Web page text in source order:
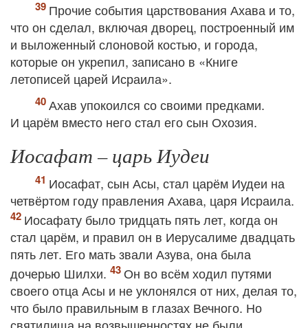
Прочие события царствования Ахава и то,
что он сделал, включая дворец, построенный им
и выложенный слоновой костью, и города,
которые он укрепил, записано в «Книге
летописей царей Исраила».
Ахав упокоился со своими предками.
И царём вместо него стал его сын Охозия.
Иосафат – царь Иудеи
Иосафат, сын Асы, стал царём Иудеи на
четвёртом году правления Ахава, царя Исраила.
Иосафату было тридцать пять лет, когда он
стал царём, и правил он в Иерусалиме двадцать
пять лет. Его мать звали Азува, она была
дочерью Шилхи.
Он во всём ходил путями
своего отца Асы и не уклонялся от них, делая то,
что было правильным в глазах Вечного. Но